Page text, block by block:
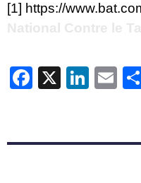
[1] https://
Facebook
X